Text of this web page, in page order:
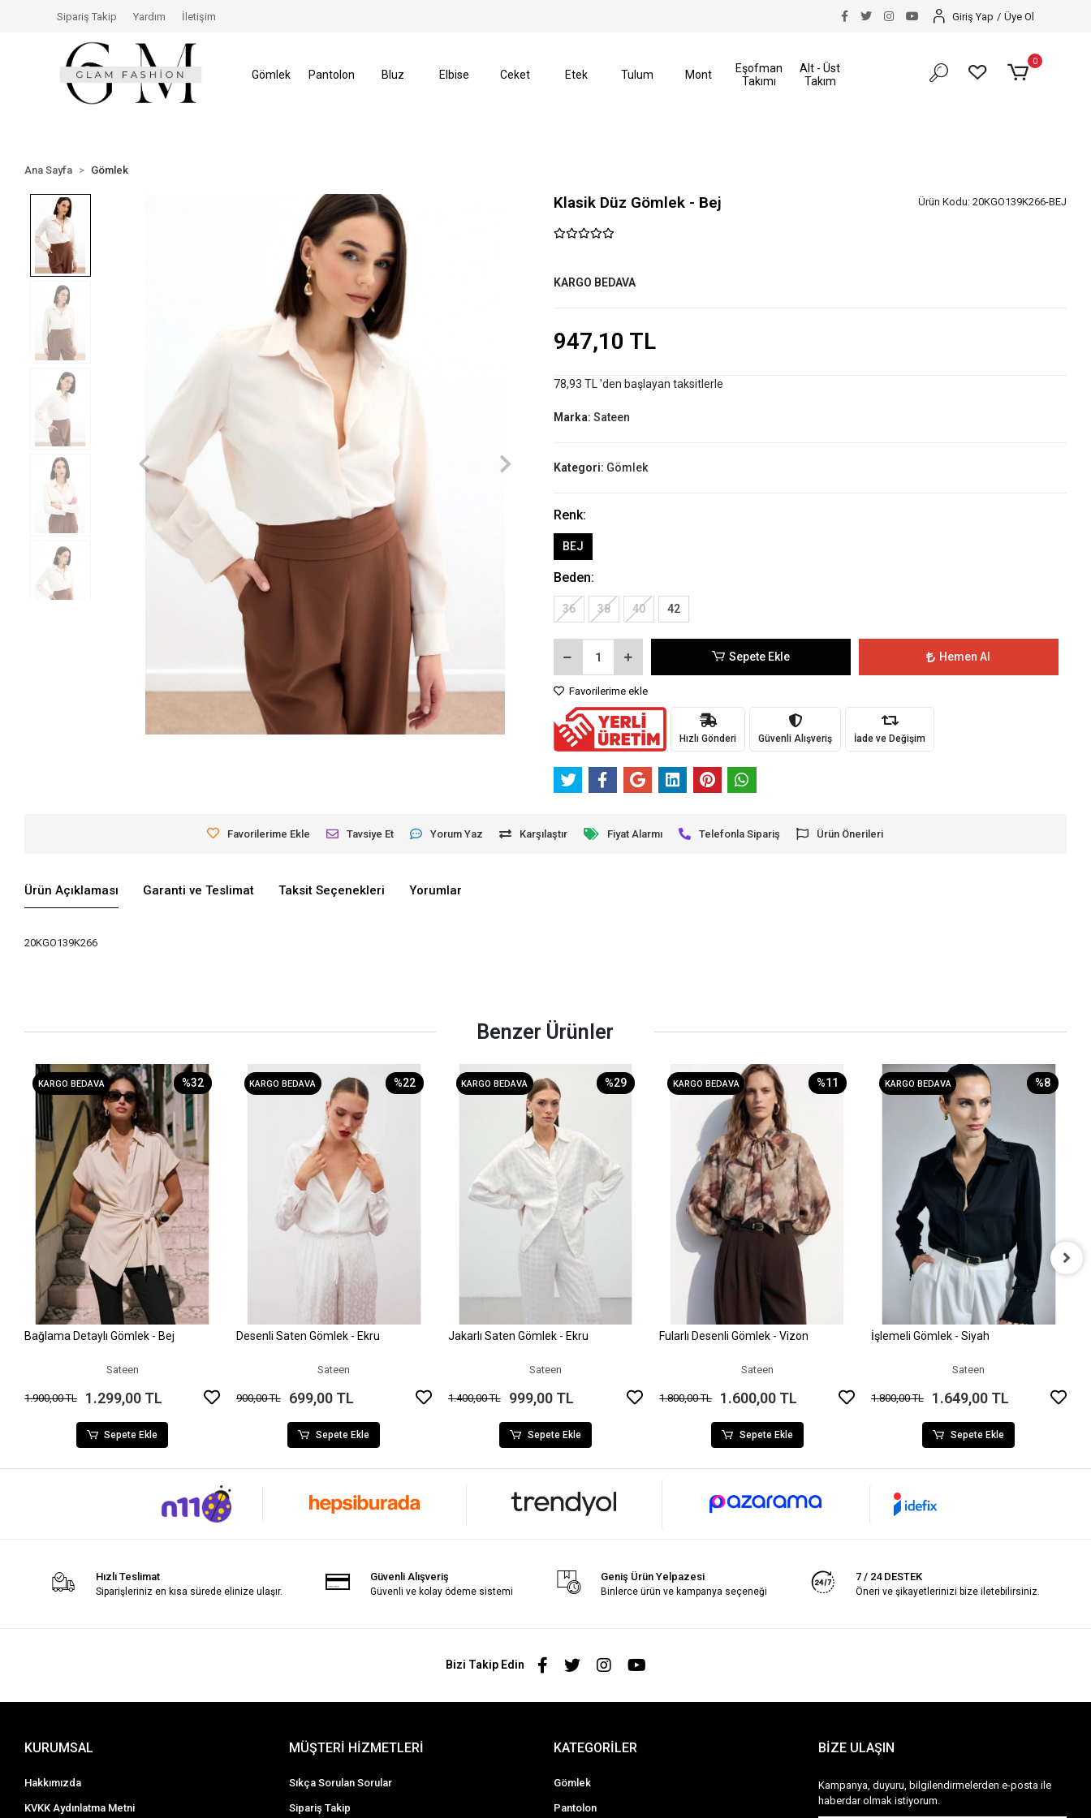
İade Hakkı Size Özel İndirimler Size Özel İndirimler Tüm Alışverişlerinizde
Sipariş Takip Yardım İletişim Giriş Yap / Üye Ol
Gömlek Pantolon Bluz Elbise Ceket Etek Tulum Mont
Eşofman
Takımı
Alt - Üst
Takım
0
Ana Sayfa Gömlek
Klasik Düz Gömlek - Bej Ürün Kodu: 20KGO139K266-BEJ
KARGO BEDAVA
947,10 TL
78,93 TL 'den başlayan taksitlerle
Marka: Sateen
Kategori: Gömlek
Renk:
BEJ
Beden:
36 38 40 42
Sepete Ekle Hemen Al
Favorilerime ekle
Hızlı Gönderi Güvenli Alışveriş İade ve Değişim
Favorilerime Ekle Tavsiye Et Yorum Yaz Karşılaştır Fiyat Alarmı Telefonla Sipariş Ürün Önerileri
Ürün Açıklaması Garanti ve Teslimat Taksit Seçenekleri Yorumlar
20KGO139K266
Benzer Ürünler
KARGO BEDAVA %32
Sepete Ekle
Bağlama Detaylı Gömlek - Bej
Sateen
1.900,00 TL 1.299,00 TL
Sepete Ekle
KARGO BEDAVA %22
Sepete Ekle
Desenli Saten Gömlek - Ekru
Sateen
900,00 TL 699,00 TL
Sepete Ekle
KARGO BEDAVA %29
Sepete Ekle
Jakarlı Saten Gömlek - Ekru
Sateen
1.400,00 TL 999,00 TL
Sepete Ekle
KARGO BEDAVA %11
Sepete Ekle
Fularlı Desenli Gömlek - Vizon
Sateen
1.800,00 TL 1.600,00 TL
Sepete Ekle
KARGO BEDAVA %8
Sepete Ekle
İşlemeli Gömlek - Siyah
Sateen
1.800,00 TL 1.649,00 TL
Sepete Ekle
Hızlı Teslimat
Siparişleriniz en kısa sürede elinize ulaşır.
Güvenli Alışveriş
Güvenli ve kolay ödeme sistemi
Geniş Ürün Yelpazesi
Binlerce ürün ve kampanya seçeneği
7 / 24 DESTEK
Öneri ve şikayetlerinizi bize iletebilirsiniz.
Bizi Takip Edin
KURUMSAL
Hakkımızda
KVKK Aydınlatma Metni
MÜŞTERİ HİZMETLERİ
Sıkça Sorulan Sorular
Sipariş Takip
KATEGORİLER
Gömlek
Pantolon
BİZE ULAŞIN
Kampanya, duyuru, bilgilendirmelerden e-posta ile
haberdar olmak istiyorum.